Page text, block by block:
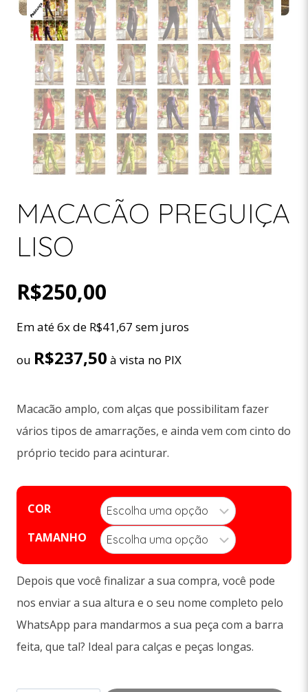
MACACÃO PREGUIÇA
LISO
R$250,00
Em até 6x de R$41,67 sem juros
ou R$237,50 à vista no PIX
Macacão amplo, com alças que possibilitam fazer
vários tipos de amarrações, e ainda vem com cinto do
próprio tecido para acinturar.
COR
TAMANHO
Depois que você finalizar a sua compra, você pode
nos enviar a sua altura e o seu nome completo pelo
WhatsApp para mandarmos a sua peça com a barra
feita, que tal? Ideal para calças e peças longas.